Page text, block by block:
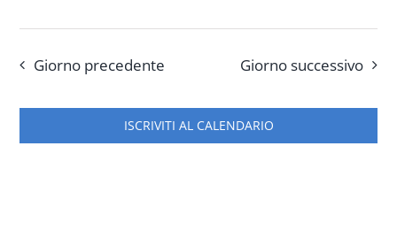
Giorno precedente Giorno successivo
ISCRIVITI AL CALENDARIO